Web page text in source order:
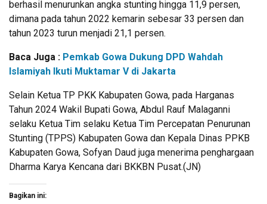
berhasil menurunkan angka stunting hingga 11,9 persen,
dimana pada tahun 2022 kemarin sebesar 33 persen dan
tahun 2023 turun menjadi 21,1 persen.
Baca Juga : Pemkab Gowa Dukung DPD Wahdah
Islamiyah Ikuti Muktamar V di Jakarta
Selain Ketua TP PKK Kabupaten Gowa, pada Harganas
Tahun 2024 Wakil Bupati Gowa, Abdul Rauf Malaganni
selaku Ketua Tim selaku Ketua Tim Percepatan Penurunan
Stunting (TPPS) Kabupaten Gowa dan Kepala Dinas PPKB
Kabupaten Gowa, Sofyan Daud juga menerima penghargaan
Dharma Karya Kencana dari BKKBN Pusat.(JN)
Bagikan ini: